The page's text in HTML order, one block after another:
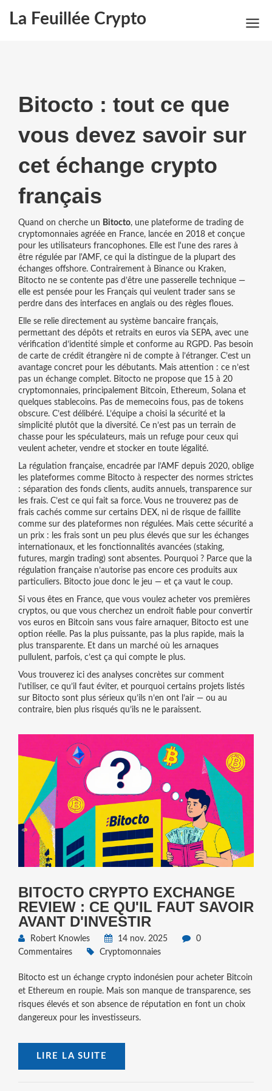
La Feuillée Crypto
Bitocto : tout ce que
vous devez savoir sur
cet échange crypto
français
Quand on cherche un Bitocto, une plateforme de trading de
cryptomonnaies agréée en France, lancée en 2018 et conçue
pour les utilisateurs francophones. Elle est l'une des rares à
être régulée par l'AMF, ce qui la distingue de la plupart des
échanges offshore. Contrairement à Binance ou Kraken,
Bitocto ne se contente pas d’être une passerelle technique —
elle est pensée pour les Français qui veulent trader sans se
perdre dans des interfaces en anglais ou des règles floues.
Elle se relie directement au système bancaire français,
permettant des dépôts et retraits en euros via SEPA, avec une
vérification d’identité simple et conforme au RGPD. Pas besoin
de carte de crédit étrangère ni de compte à l’étranger. C’est un
avantage concret pour les débutants. Mais attention : ce n’est
pas un échange complet. Bitocto ne propose que 15 à 20
cryptomonnaies, principalement Bitcoin, Ethereum, Solana et
quelques stablecoins. Pas de memecoins fous, pas de tokens
obscure. C’est délibéré. L’équipe a choisi la sécurité et la
simplicité plutôt que la diversité. Ce n’est pas un terrain de
chasse pour les spéculateurs, mais un refuge pour ceux qui
veulent acheter, vendre et stocker en toute légalité.
La régulation française, encadrée par l’AMF depuis 2020, oblige
les plateformes comme Bitocto à respecter des normes strictes
: séparation des fonds clients, audits annuels, transparence sur
les frais. C’est ce qui fait sa force. Vous ne trouverez pas de
frais cachés comme sur certains DEX, ni de risque de faillite
comme sur des plateformes non régulées. Mais cette sécurité a
un prix : les frais sont un peu plus élevés que sur les échanges
internationaux, et les fonctionnalités avancées (staking,
futures, margin trading) sont absentes. Pourquoi ? Parce que la
régulation française n’autorise pas encore ces produits aux
particuliers. Bitocto joue donc le jeu — et ça vaut le coup.
Si vous êtes en France, que vous voulez acheter vos premières
cryptos, ou que vous cherchez un endroit fiable pour convertir
vos euros en Bitcoin sans vous faire arnaquer, Bitocto est une
option réelle. Pas la plus puissante, pas la plus rapide, mais la
plus transparente. Et dans un marché où les arnaques
pullulent, parfois, c’est ça qui compte le plus.
Vous trouverez ici des analyses concrètes sur comment
l’utiliser, ce qu’il faut éviter, et pourquoi certains projets listés
sur Bitocto sont plus sérieux qu’ils n’en ont l’air — ou au
contraire, bien plus risqués qu’ils ne le paraissent.
BITOCTO CRYPTO EXCHANGE
REVIEW : CE QU'IL FAUT SAVOIR
AVANT D'INVESTIR
Robert Knowles 14 nov. 2025
0
Commentaires
Cryptomonnaies
Bitocto est un échange crypto indonésien pour acheter Bitcoin
et Ethereum en roupie. Mais son manque de transparence, ses
risques élevés et son absence de réputation en font un choix
dangereux pour les investisseurs.
LIRE LA SUITE